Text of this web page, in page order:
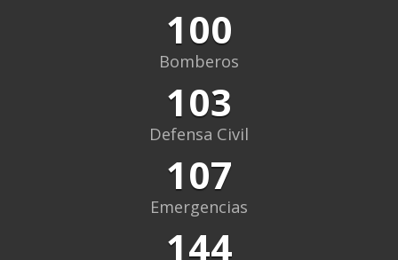
100
Bomberos
103
Defensa Civil
107
Emergencias
144